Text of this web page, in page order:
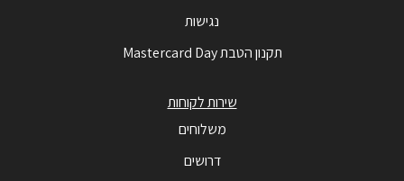
נגישות
תקנון הטבת Mastercard Day
שירות לקוחות
משלוחים
דרושים